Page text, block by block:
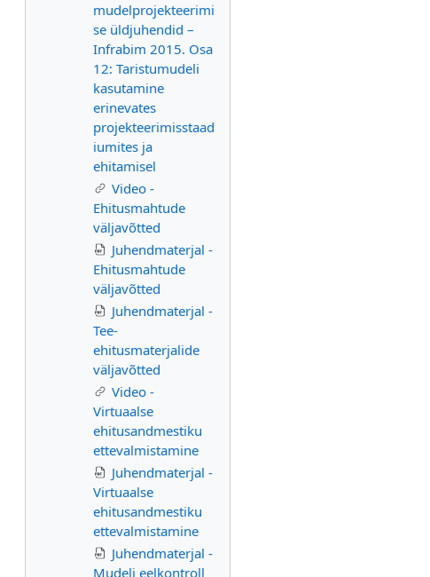
mudelprojekteerimi
se üldjuhendid –
Infrabim 2015. Osa
12: Taristumudeli
kasutamine
erinevates
projekteerimisstaad
iumites ja
ehitamisel
Video -
Ehitusmahtude
väljavõtted
Juhendmaterjal -
Ehitusmahtude
väljavõtted
Juhendmaterjal -
Tee-
ehitusmaterjalide
väljavõtted
Video -
Virtuaalse
ehitusandmestiku
ettevalmistamine
Juhendmaterjal -
Virtuaalse
ehitusandmestiku
ettevalmistamine
Juhendmaterjal -
Mudeli eelkontroll